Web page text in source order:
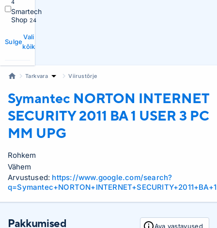
4
Smartech
Shop 24
Sulge
Vali
kõik
Tarkvara Viirustõrje
Symantec NORTON INTERNET
SECURITY 2011 BA 1 USER 3 PC
MM UPG
Rohkem
Vähem
Arvustused: https://www.google.com/search?
Pakkumised Ava vastavused